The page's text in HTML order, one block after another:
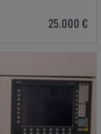
25.000 €